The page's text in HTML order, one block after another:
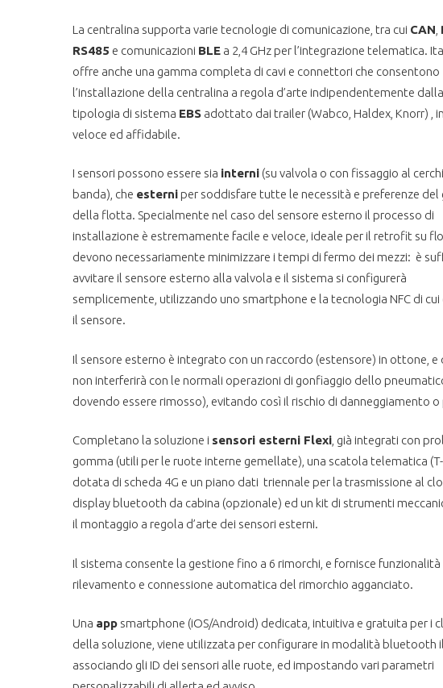
La centralina supporta varie tecnologie di comunicazione, tra cui CAN
RS485 e comunicazioni BLEa 2,4 GHz per l’integrazione telematica.
offre anche una gamma completa di cavi e connettori che consentono
l’installazione della centralina a regola d’arte indipendentemente dalla
tipologia di sistema EBSadottato dai trailer (Wabco, Haldex, Knorr) ,
veloce ed affidabile.
I sensori possono essere sia interni(su valvola o con fissaggio al
banda), che esterniper soddisfare tutte le necessità e preferenze del
della flotta. Specialmente nel caso del sensore esterno il processo di
installazione è estremamente facile e veloce, ideale per il retrofit su
devono necessariamente minimizzare i tempi di fermo dei mezzi: è
avvitare il sensore esterno alla valvola e il sistema si configurerà
semplicemente, utilizzando uno smartphone e la tecnologia NFC di
il sensore.
Il sensore esterno è integrato con un raccordo (estensore) in ottone, e
non interferirà con le normali operazioni di gonfiaggio dello
dovendo essere rimosso), evitando così il rischio di danneggiamento
Completano la soluzione i sensori esterni Flexi, già integrati con
gomma (utili per le ruote interne gemellate), una scatola telematica
dotata di scheda 4G e un piano dati triennale per la trasmissione al
display bluetooth da cabina (opzionale) ed un kit di strumenti
il montaggio a regola d’arte dei sensori esterni.
Il sistema consente la gestione fino a 6 rimorchi, e fornisce funzionalità
rilevamento e connessione automatica del rimorchio agganciato.
Una appsmartphone (iOS/Android) dedicata, intuitiva e gratuita per i
della soluzione, viene utilizzata per configurare in modalità bluetooth
associando gli ID dei sensori alle ruote, ed impostando vari parametri